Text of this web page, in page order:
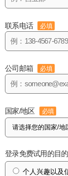
联系电话 必填
公司邮箱 必填
国家/地区 必填
登录免费试用的目的
个人兴趣以及